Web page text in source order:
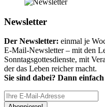
Newsletter
Der Newsletter: einmal je
E-Mail-Newsletter – mit den
Sonntagsgottesdienste, mit
der das Leben reicher macht.
Sie sind dabei? Dann